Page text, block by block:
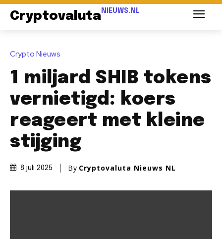
Cryptovaluta NIEUWS.NL
Crypto Nieuws
1 miljard SHIB tokens
vernietigd: koers
reageert met kleine
stijging
8 juli 2025 By Cryptovaluta Nieuws NL